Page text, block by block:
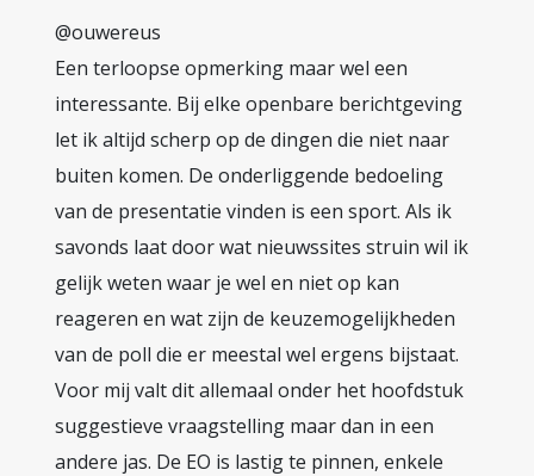
@ouwereus
Een terloopse opmerking maar wel een
interessante. Bij elke openbare berichtgeving
let ik altijd scherp op de dingen die niet naar
buiten komen. De onderliggende bedoeling
van de presentatie vinden is een sport. Als ik
savonds laat door wat nieuwssites struin wil ik
gelijk weten waar je wel en niet op kan
reageren en wat zijn de keuzemogelijkheden
van de poll die er meestal wel ergens bijstaat.
Voor mij valt dit allemaal onder het hoofdstuk
suggestieve vraagstelling maar dan in een
andere jas. De EO is lastig te pinnen, enkele